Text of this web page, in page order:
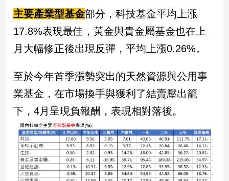
南
台
灣
點
南
灣
觀
點
娛
主要產業型基金部分，科技基金平均上漲
17.8%表現最佳，黃金與貴金屬基金也在上
月大幅修正後出現反彈，平均上漲0.26%。
至於今年首季漲勢突出的天然資源與公用事
業基金，在市場換手與獲利了結賣壓出籠
下，4月呈現負報酬，表現相對落後。